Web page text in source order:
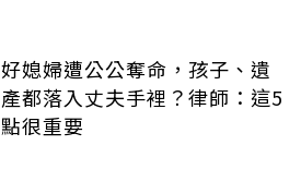
好媳婦遭公公奪命，孩子、遺
產都落入丈夫手裡？律師：這5
點很重要